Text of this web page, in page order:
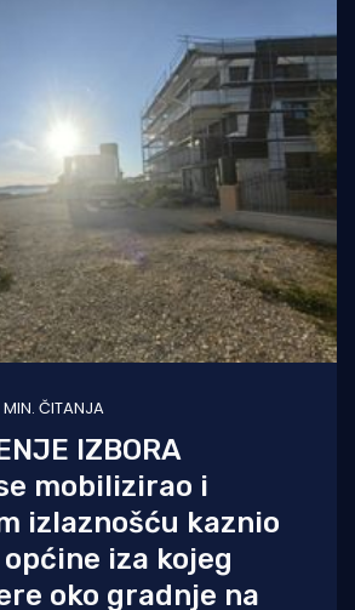
ČITANJA
IZBORA
mobilizirao i
izlaznošću kaznio
iza kojeg
oko gradnje na